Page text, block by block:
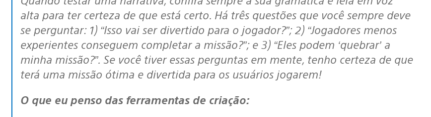
alta para ter certeza de que está certo. Há três questões que você sempre deve
se perguntar: 1) “Isso vai ser divertido para o jogador?”; 2) “Jogadores menos
experientes conseguem completar a missão?”; e 3) “Eles podem ‘quebrar’ a
minha missão?”. Se você tiver essas perguntas em mente, tenho certeza de que
terá uma missão ótima e divertida para os usuários jogarem!
O que eu penso das ferramentas de criação: